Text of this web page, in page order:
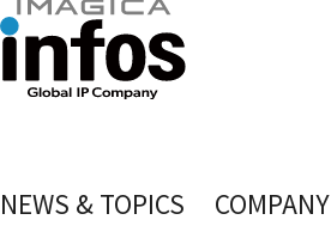
NEWS & TOPICS
COMPANY